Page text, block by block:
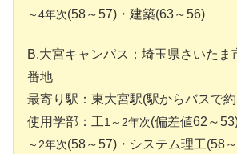
～4年次(58～57)・建築(63～56)
B.大宮キャンパス：埼玉県さいたま
番地
最寄り駅：東大宮駅(駅からバスで
使用学部：工1～2年次(偏差値62～
～2年次(58～57)・システム理工(58